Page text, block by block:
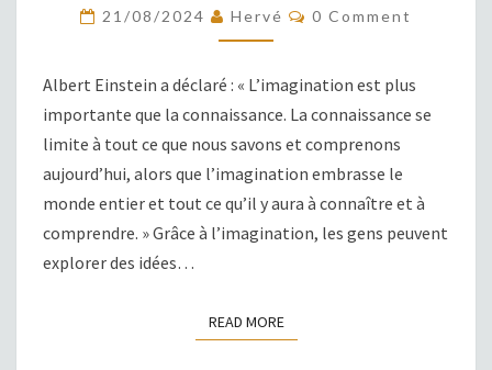
QUE
LA
21/08/2024 Hervé COMMENTS
0 Comment
Albert Einstein a déclaré : « L’imagination est plus
importante que la connaissance. La connaissance se
limite à tout ce que nous savons et comprenons
aujourd’hui, alors que l’imagination embrasse le
monde entier et tout ce qu’il y aura à connaître et à
comprendre. » Grâce à l’imagination, les gens peuvent
explorer des idées…
READ MOREREAD MORE